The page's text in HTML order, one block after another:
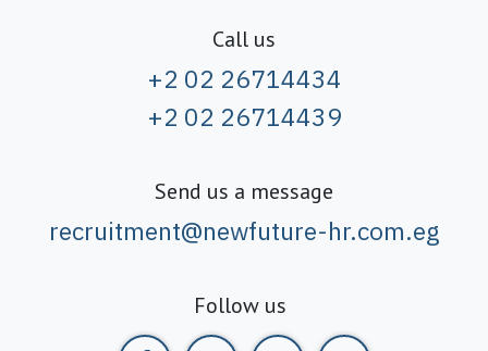
Call us
+2 02 26714434
+2 02 26714439
Send us a message
recruitment@newfuture-hr.com.eg
Follow us